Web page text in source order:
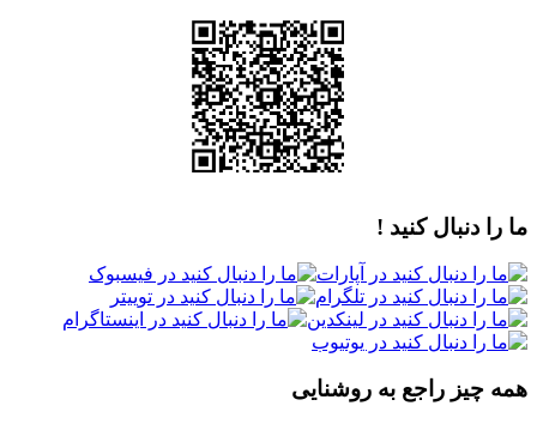
ما را دنبال کنید !
همه چیز راجع به روشنایی